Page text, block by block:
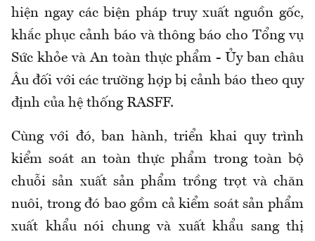
hiện ngay các biện pháp truy xuất nguồn gốc,
khắc phục cảnh báo và thông báo cho Tổng vụ
Sức khỏe và An toàn thực phẩm - Ủy ban châu
Âu đối với các trường hợp bị cảnh báo theo quy
định của hệ thống RASFF.
Cùng với đó, ban hành, triển khai quy trình
kiểm soát an toàn thực phẩm trong toàn bộ
chuỗi sản xuất sản phẩm trồng trọt và chăn
nuôi, trong đó bao gồm cả kiểm soát sản phẩm
xuất khẩu nói chung và xuất khẩu sang thị